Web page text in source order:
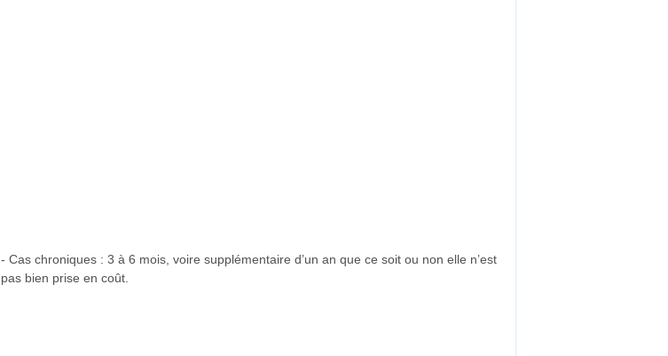
- Cas chroniques : 3 à 6 mois, voire supplémentaire d’un an que ce soit ou non elle n’est
pas bien prise en coût.